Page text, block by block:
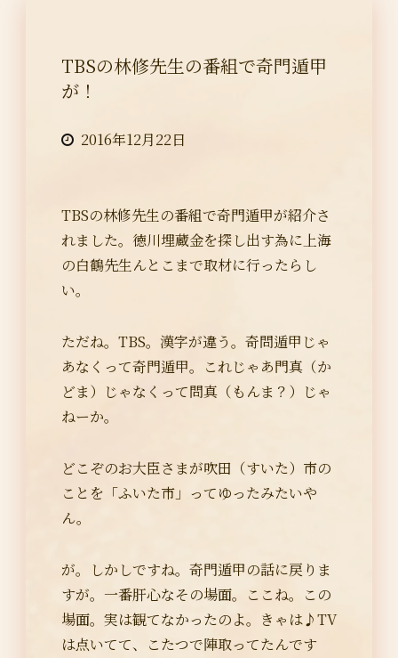
TBSの林修先生の番組で奇門遁甲
が！
2016年12月22日
TBSの林修先生の番組で奇門遁甲が紹介さ
れました。徳川埋蔵金を探し出す為に上海
の白鶴先生んとこまで取材に行ったらし
い。
ただね。TBS。漢字が違う。奇問遁甲じゃ
あなくって奇門遁甲。これじゃあ門真（か
どま）じゃなくって問真（もんま？）じゃ
ねーか。
どこぞのお大臣さまが吹田（すいた）市の
ことを「ふいた市」ってゆったみたいや
ん。
が。しかしですね。奇門遁甲の話に戻りま
すが。一番肝心なその場面。ここね。この
場面。実は観てなかったのよ。きゃは♪TV
は点いてて、こたつで陣取ってたんです